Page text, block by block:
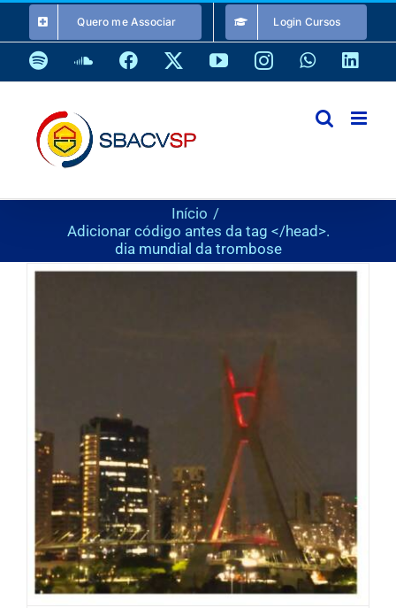
o
conteúdo
Quero me Associar Login Cursos
SpotifySoundCloud
Facebook YouTubeInstagramWhatsApp
Início
Adicionar código antes da tag </head>.
dia mundial da trombose